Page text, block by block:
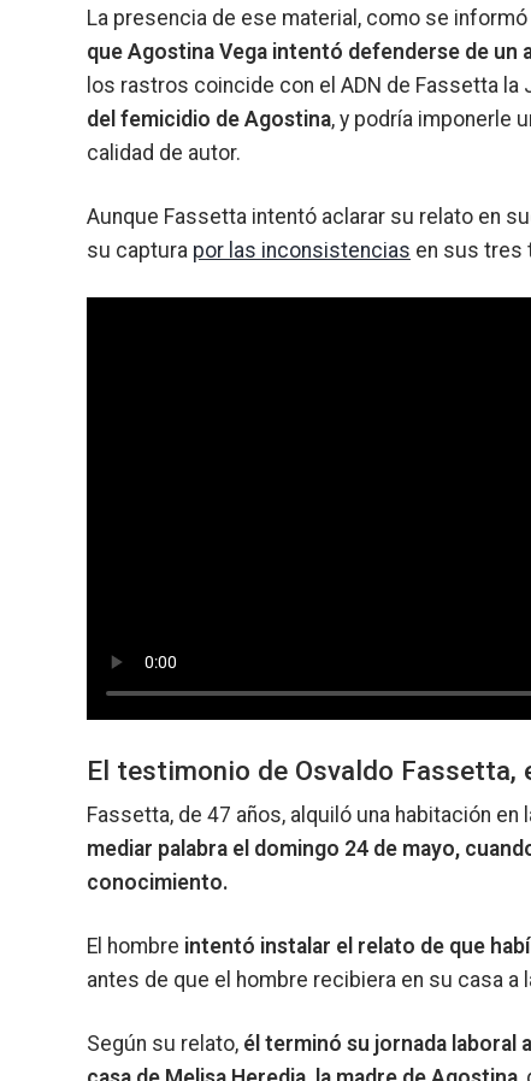
La presencia de ese material, como se
que Agostina Vega intentó defenderse de un
los rastros coincide con el ADN de Fassetta la
del femicidio de Agostina, y podría imponerle
calidad de autor.
Aunque Fassetta intentó aclarar su relato en
su captura por las inconsistencias en sus tres
El testimonio de Osvaldo
Fassetta, de 47 años, alquiló una habitación
mediar palabra el domingo 24 de mayo,
conocimiento.
El hombre intentó instalar el relato de que
antes de que el hombre recibiera en su casa
Según su relato, él terminó su jornada laboral